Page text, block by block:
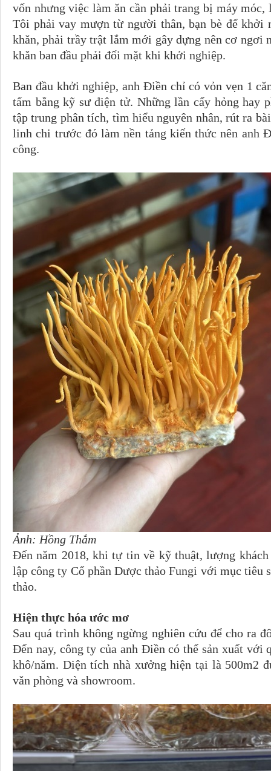
vốn nhưng việc làm ăn cần phải trang bị máy
Tôi phải vay mượn từ người thân, bạn bè để khởi
khăn, phải trầy trật lắm mới gây dựng nên cơ ngơi
khăn ban đầu phải đối mặt khi khởi nghiệp.
Ban đầu khởi nghiệp, anh Ðiền chỉ có vỏn vẹn 1
tấm bằng kỹ sư điện tử. Những lần cấy hỏng hay
tập trung phân tích, tìm hiểu nguyên nhân, rút ra
linh chi trước đó làm nền tảng kiến thức nên anh
công.
Ảnh: Hồng Thắm
Đến năm 2018, khi tự tin về kỹ thuật, lượng
lập công ty Cổ phần Dược thảo Fungi với mục tiêu
thảo.
Hiện thực hóa ước mơ
Sau quá trình không ngừng nghiên cứu để cho ra
Ðến nay, công ty của anh Ðiền có thể sản xuất với
khô/năm. Diện tích nhà xưởng hiện tại là 500m2
văn phòng và showroom.